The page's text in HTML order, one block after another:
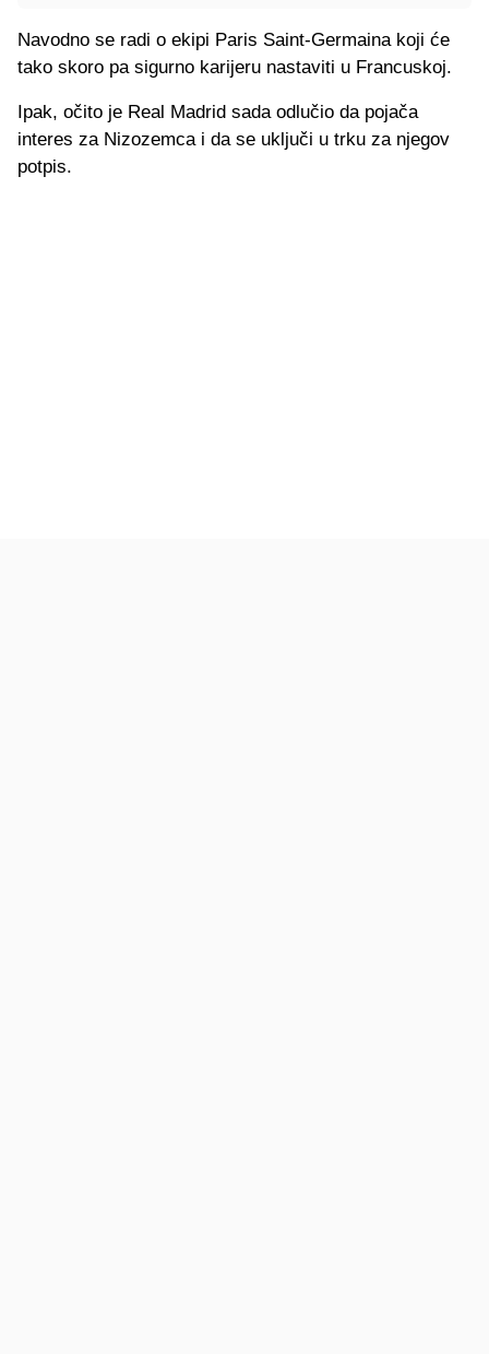
Navodno se radi o ekipi Paris Saint-Germaina koji će
tako skoro pa sigurno karijeru nastaviti u Francuskoj.
Ipak, očito je Real Madrid sada odlučio da pojača
interes za Nizozemca i da se uključi u trku za njegov
potpis.